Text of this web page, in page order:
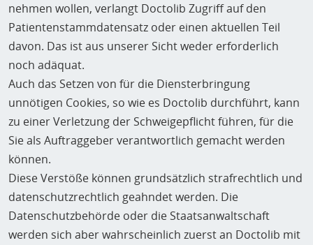
nehmen wollen, verlangt Doctolib Zugriff auf den
Patientenstammdatensatz oder einen aktuellen Teil
davon. Das ist aus unserer Sicht weder erforderlich
noch adäquat.
Auch das Setzen von für die Diensterbringung
unnötigen Cookies, so wie es Doctolib durchführt, kann
zu einer Verletzung der Schweigepflicht führen, für die
Sie als Auftraggeber verantwortlich gemacht werden
können.
Diese Verstöße können grundsätzlich strafrechtlich und
datenschutzrechtlich geahndet werden. Die
Datenschutzbehörde oder die Staatsanwaltschaft
werden sich aber wahrscheinlich zuerst an Doctolib mit